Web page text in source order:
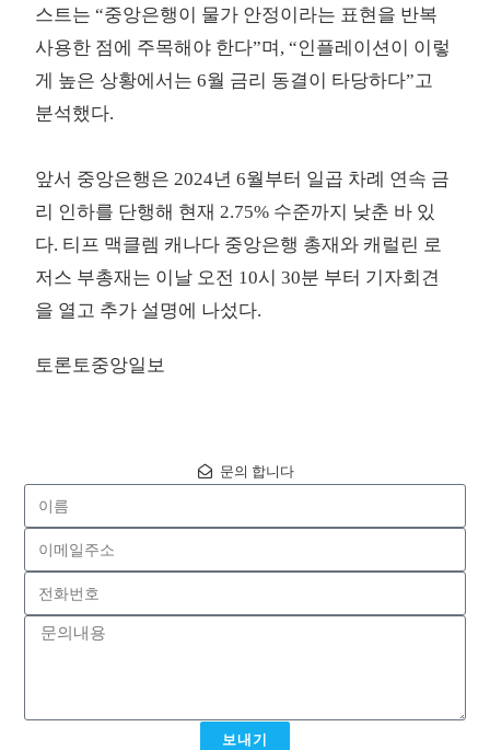
스트는 “중앙은행이 물가 안정이라는 표현을 반복
사용한 점에 주목해야 한다”며, “인플레이션이 이렇
게 높은 상황에서는 6월 금리 동결이 타당하다”고
분석했다.
앞서 중앙은행은 2024년 6월부터 일곱 차례 연속 금
리 인하를 단행해 현재 2.75% 수준까지 낮춘 바 있
다. 티프 맥클렘 캐나다 중앙은행 총재와 캐럴린 로
저스 부총재는 이날 오전 10시 30분 부터 기자회견
을 열고 추가 설명에 나섰다.
토론토중앙일보
문의 합니다
보내기